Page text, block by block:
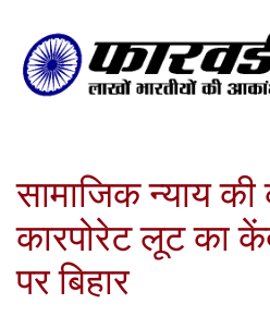
सामाजिक न्याय
कारपोरेट लूट का
पर बिहार